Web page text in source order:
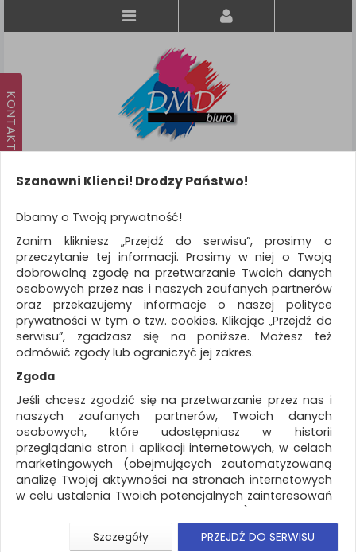
KATEGORIE
WSZYSTKIE KATEGORIE
FILTRY
Więcej
REKLAMA
AKTUALNOŚCI
Prezentacja Haczyki
ZNALEZIONYCH PRODUKTÓW: 3 Porównaj (0 )
Sortuj po Standardowe
Siatka Lista
Szanowni Klienci! Drodzy Państwo!
Dbamy o Twoją prywatność!
Zanim klikniesz „Przejdź do serwisu”, prosimy o
przeczytanie tej informacji. Prosimy w niej o Twoją
dobrowolną zgodę na przetwarzanie Twoich danych
osobowych przez nas i naszych zaufanych partnerów
oraz przekazujemy informacje o naszej polityce
prywatności w tym o tzw. cookies. Klikając „Przejdź do
serwisu”, zgadzasz się na poniższe. Możesz też
odmówić zgody lub ograniczyć jej zakres.
Zgoda
Jeśli chcesz zgodzić się na przetwarzanie przez nas i
naszych zaufanych partnerów, Twoich danych
osobowych, które udostępniasz w historii
przeglądania stron i aplikacji internetowych, w celach
marketingowych (obejmujących zautomatyzowaną
analizę Twojej aktywności na stronach internetowych
w celu ustalenia Twoich potencjalnych zainteresowań
dla dostosowania reklamy i oferty), w tym na
umieszczanie tzw. cookies na Twoich urządzeniach i
ich odczytywanie, kliknij przycisk „Przejdź do serwisu”.
Szczegóły PRZEJDŹ DO SERWISU